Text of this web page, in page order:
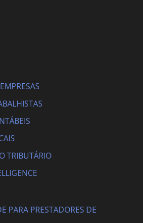
TRIBUTÁRIO
PARA PRESTADORES DE